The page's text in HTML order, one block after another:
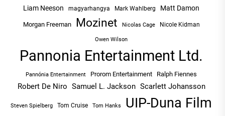
Liam Neeson magyarhangya Mark Wahlberg Matt Damon
Morgan Freeman Mozinet Nicolas Cage Nicole Kidman
Owen Wilson
Pannonia Entertainment Ltd.
Pannónia Entertainment Prorom Entertainment Ralph Fiennes
Robert De Niro Samuel L. Jackson Scarlett Johansson
Steven Spielberg Tom Cruise Tom Hanks UIP-Duna Film